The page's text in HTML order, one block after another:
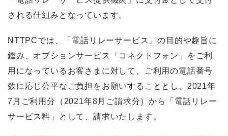
される仕組みとなっています。
NTTPCでは、「電話リレーサービス」の目的や趣旨に
鑑み、オプションサービス「コネクトフォン」をご利
用になっているお客さまに対して、ご利用の電話番号
数に応じ公平なご負担をお願いすることとし、2021年
7月ご利用分（2021年8月ご請求分）から「電話リレー
サービス料」として、請求いたします。